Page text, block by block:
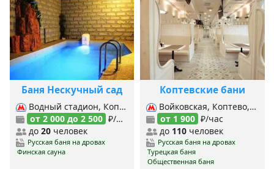
Баня Нескучный сад
Водный стадион, Коптево, Речной вокзал,
от 2 000 до 2 500 ₽/час
до 20 человек
Русская баня на дровах
Финская сауна
Коптевские бани
Войковская, Коптево, Балтийская,
от 1 900 ₽/час
до 110человек
Русская баня на дровах
Турецкая баня
Общественная баня